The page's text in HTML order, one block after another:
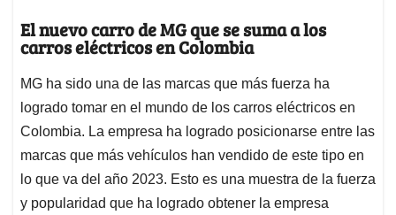
El nuevo carro de MG que se suma a los
carros eléctricos en Colombia
MG ha sido una de las marcas que más fuerza ha
logrado tomar en el mundo de los carros eléctricos en
Colombia. La empresa ha logrado posicionarse entre las
marcas que más vehículos han vendido de este tipo en
lo que va del año 2023. Esto es una muestra de la fuerza
y popularidad que ha logrado obtener la empresa